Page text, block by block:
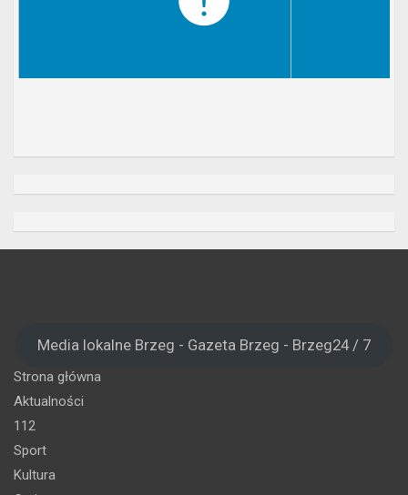
Media lokalne Brzeg - Gazeta Brzeg - Brzeg24 / 7
Strona główna
Aktualności
112
Sport
Kultura